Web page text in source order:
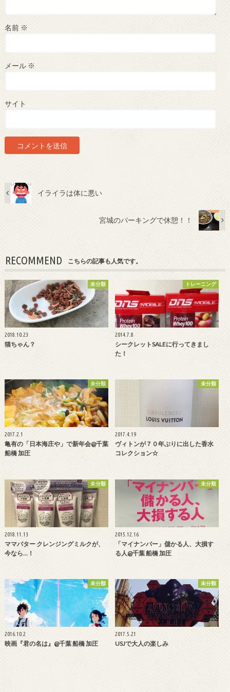
名前 ※
メール ※
サイト
イライラは体に悪い
宮城のパーキングで休憩！！
RECOMMEND こちらの記事も人気です。
未分類
2018.10.23
猫ちゃん？
トレーニング
2014.7.8
シークレットSALEに行ってきまし
た！
未分類
2017.2.1
亀有の「日本海庄や」で新年会@千葉
船橋 加圧
未分類
2017.4.19
ヴィトンが７０年ぶりに出した香水
コレクション☆
未分類
2018.11.13
ママバター クレンジングミルクが、
今なら…！
未分類
2015.12.16
「マイナンバー」儲かる人、大損す
る人@千葉 船橋 加圧
未分類
2016.10.2
映画『君の名は』@千葉 船橋 加圧
未分類
2017.5.21
USJで大人の楽しみ